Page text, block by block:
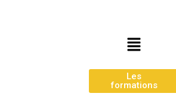
Les
formations